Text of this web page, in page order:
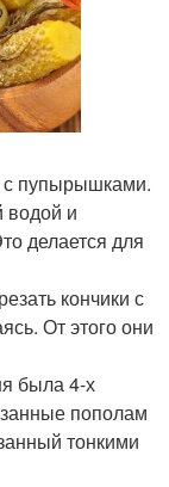
с пупырышками.
водой и
делается для
кончики с
От этого они
была 4-х
пополам
тонкими